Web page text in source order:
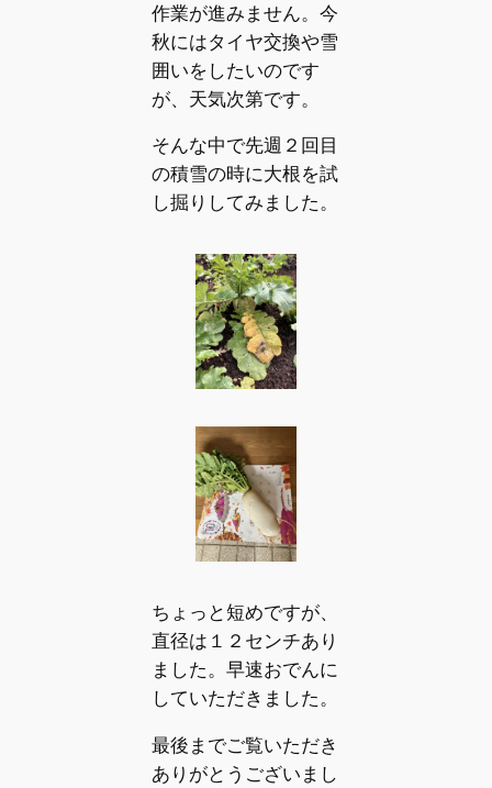
作業が進みません。今
秋にはタイヤ交換や雪
囲いをしたいのです
が、天気次第です。
そんな中で先週２回目
の積雪の時に大根を試
し掘りしてみました。
ちょっと短めですが、
直径は１２センチあり
ました。早速おでんに
していただきました。
最後までご覧いただき
ありがとうございまし